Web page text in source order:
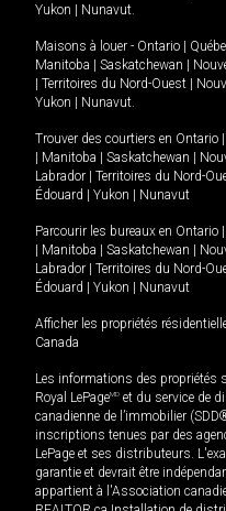
Yukon | Nunavut
Maisons à louer - Ontario |
Manitoba | Saskatchewan |
| Territoires du Nord-Ouest |
Yukon | Nunavut
Trouver des courtiers en Ontario |
| Manitoba | Saskatchewan |
Labrador | Territoires du Nord-
Édouard | Yukon | Nunavut
Parcourir les bureaux en Ontario |
| Manitoba | Saskatchewan |
Labrador | Territoires du Nord-
Édouard | Yukon | Nunavut
Afficher les propriétés
Canada
Les informations des propriétés
Royal LePageMD et du service de
canadienne de l’immobilier
inscriptions tenues par des
LePage et ses distributeurs.
garantie et devrait être
appartient à l'Association